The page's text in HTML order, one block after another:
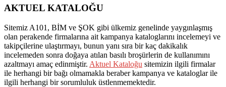
AKTUEL KATALOĞU
Sitemiz A101, BİM ve ŞOK gibi ülkemiz genelinde yaygınlaşmış
olan perakende firmalarına ait kampanya kataloglarını incelemeyi ve
takipçilerine ulaştırmayı, bunun yanı sıra bir kaç dakikalık
incelemeden sonra doğaya atılan basılı broşürlerin de kullanımını
azaltmayı amaç edinmiştir. Aktuel Kataloğu sitemizin ilgili firmalar
ile herhangi bir bağı olmamakla beraber kampanya ve kataloglar ile
ilgili herhangi bir sorumluluk üstlenmemektedir.